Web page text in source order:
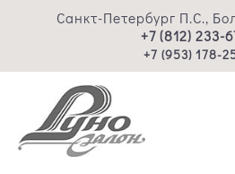
Санкт-Петербург П.С.,
+7 (812) 233-
+7 (953) 178-